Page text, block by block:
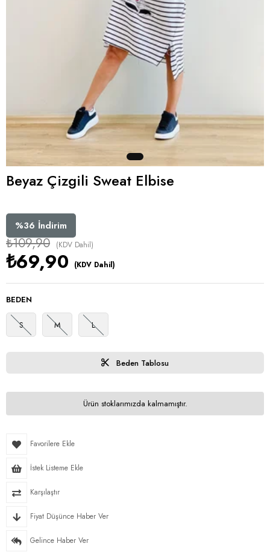
Beyaz Çizgili Sweat Elbise
%36 İndirim
₺109,90 (KDV Dahil)
₺69,90 (KDV Dahil)
BEDEN
S M L
Beden Tablosu
Ürün stoklarımızda kalmamıştır.
Favorilere Ekle
İstek Listeme Ekle
Karşılaştır
Fiyat Düşünce Haber Ver
Gelince Haber Ver